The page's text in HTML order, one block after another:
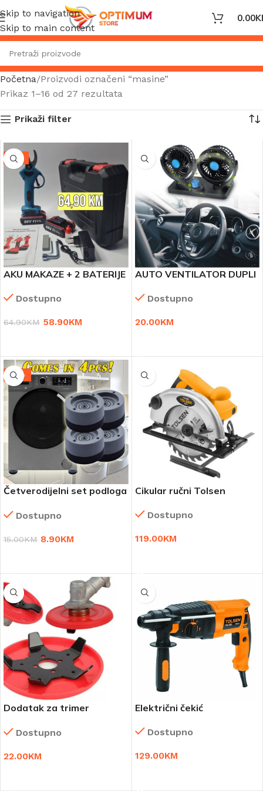
Skip to navigation
Skip to main content
0.00
Početna Proizvodi označeni “masine”
Prikaz 1–16 od 27 rezultata
Prikaži filter
-9%
AKU MAKAZE + 2 BATERIJE
Dostupno
64.90KM 58.90KM
AUTO VENTILATOR DUPLI
Dostupno
20.00KM
-41%
Četverodijelni set podloga
veš mašinu
Dostupno
15.00KM 8.90KM
Cikular ručni Tolsen
Dostupno
119.00KM
Dodatak za trimer
Dostupno
22.00KM
Električni čekić
Dostupno
129.00KM